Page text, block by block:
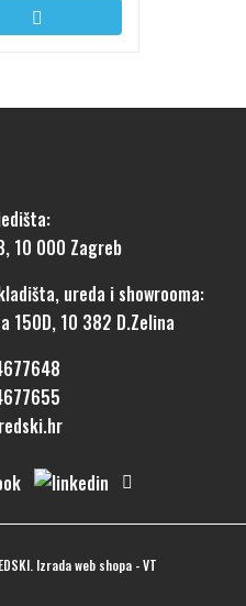
10 000 Zagreb
ureda i showrooma:
150D, 10 382 D.Zelina
Izrada web shopa -VT